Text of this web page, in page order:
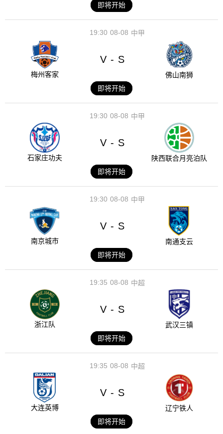
即将开始
08-08
19:30 中甲
梅州客家
V - S
佛山南狮
即将开始
08-08
19:30 中甲
石家庄功夫
V - S
陕西联合月亮泊队
即将开始
08-08
19:30 中甲
南京城市
V - S
南通支云
即将开始
08-08
19:35 中超
浙江队
V - S
武汉三镇
即将开始
08-08
19:35 中超
大连英博
V - S
辽宁铁人
即将开始